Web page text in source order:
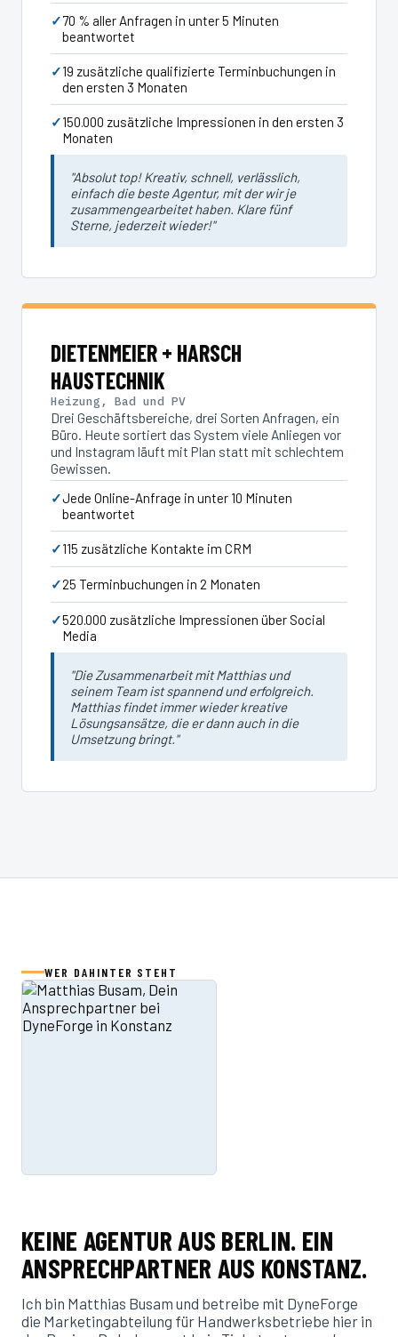
70 % aller Anfragen in unter 5 Minuten
beantwortet
19 zusätzliche qualifizierte Terminbuchungen in
den ersten 3 Monaten
150.000 zusätzliche Impressionen in den ersten 3
Monaten
"Absolut top! Kreativ, schnell, verlässlich,
einfach die beste Agentur, mit der wir je
zusammengearbeitet haben. Klare fünf
Sterne, jederzeit wieder!"
DIETENMEIER + HARSCH
HAUSTECHNIK
Heizung, Bad und PV
Drei Geschäftsbereiche, drei Sorten Anfragen, ein
Büro. Heute sortiert das System viele Anliegen vor
und Instagram läuft mit Plan statt mit schlechtem
Gewissen.
Jede Online-Anfrage in unter 10 Minuten
beantwortet
115 zusätzliche Kontakte im CRM
25 Terminbuchungen in 2 Monaten
520.000 zusätzliche Impressionen über Social
Media
"Die Zusammenarbeit mit Matthias und
seinem Team ist spannend und erfolgreich.
Matthias findet immer wieder kreative
Lösungsansätze, die er dann auch in die
Umsetzung bringt."
WER DAHINTER STEHT
KEINE AGENTUR AUS BERLIN. EIN
ANSPRECHPARTNER AUS KONSTANZ.
Ich bin Matthias Busam und betreibe mit DyneForge
die Marketingabteilung für Handwerksbetriebe hier in